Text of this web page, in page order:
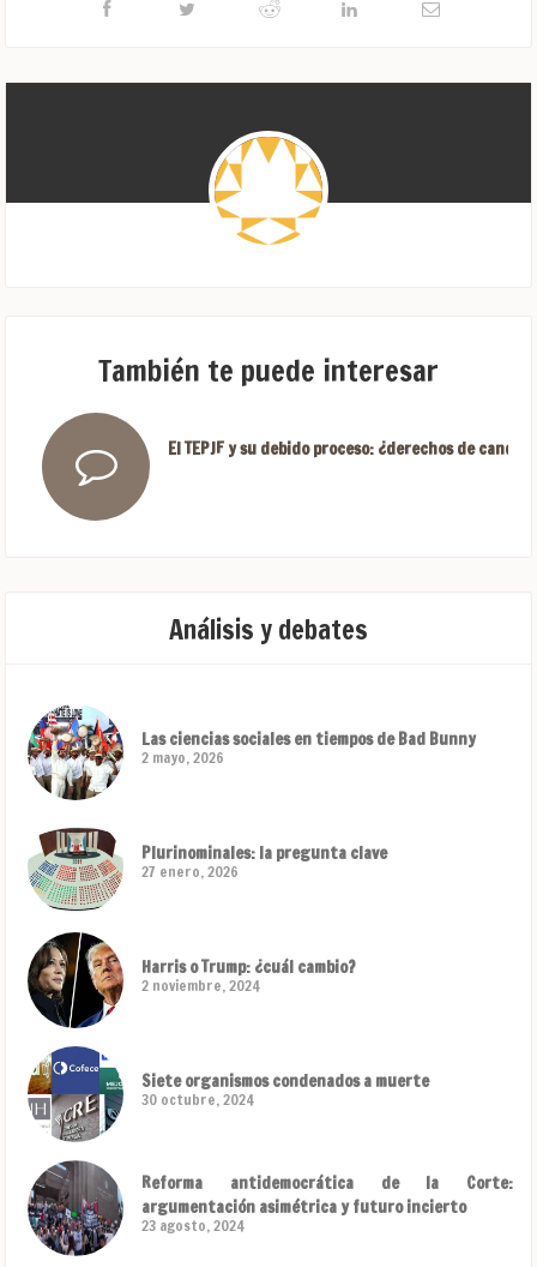
También te puede interesar
El TEPJF y su debido proceso: ¿derechos de
Análisis y debates
Las ciencias sociales en tiempos de Bad Bunny
2 mayo, 2026
Plurinominales: la pregunta clave
27 enero, 2026
Harris o Trump: ¿cuál cambio?
2 noviembre, 2024
Siete organismos condenados a muerte
30 octubre, 2024
Reforma antidemocrática de la Corte:
argumentación asimétrica y futuro incierto
23 agosto, 2024